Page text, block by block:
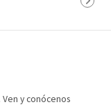
y conócenos